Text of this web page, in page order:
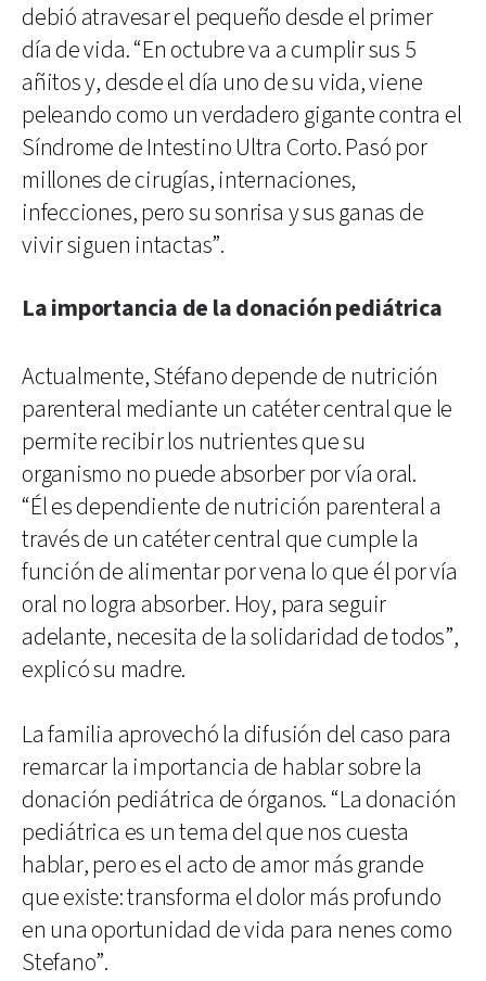
debió atravesar el pequeño desde el primer
día de vida. “En octubre va a cumplir sus 5
añitos y, desde el día uno de su vida, viene
peleando como un verdadero gigante contra el
Síndrome de Intestino Ultra Corto. Pasó por
millones de cirugías, internaciones,
infecciones, pero su sonrisa y sus ganas de
vivir siguen intactas”.
La importancia de la donación pediátrica
Actualmente, Stéfano depende de nutrición
parenteral mediante un catéter central que le
permite recibir los nutrientes que su
organismo no puede absorber por vía oral.
“Él es dependiente de nutrición parenteral a
través de un catéter central que cumple la
función de alimentar por vena lo que él por vía
oral no logra absorber. Hoy, para seguir
adelante, necesita de la solidaridad de todos”,
explicó su madre.
La familia aprovechó la difusión del caso para
remarcar la importancia de hablar sobre la
donación pediátrica de órganos. “La donación
pediátrica es un tema del que nos cuesta
hablar, pero es el acto de amor más grande
que existe: transforma el dolor más profundo
en una oportunidad de vida para nenes como
Stefano”.